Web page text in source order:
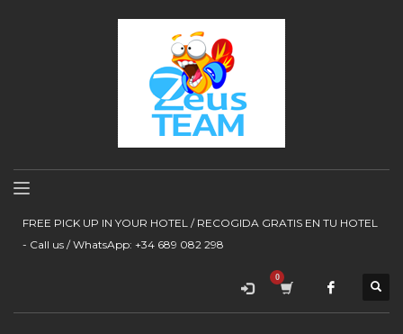
FREE PICK UP IN YOUR HOTEL / RECOGIDA GRATIS EN TU HOTEL
- Call us / WhatsApp: +34 689 082 298